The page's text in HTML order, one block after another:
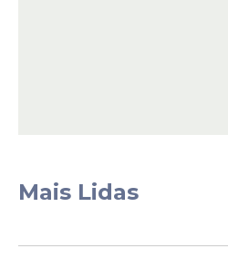
agressivos,
com mulheres.
Mais Lidas